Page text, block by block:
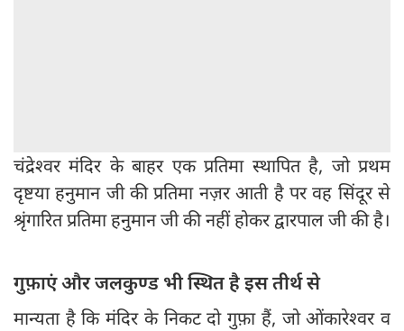
चंद्रेश्वर मंदिर के बाहर एक प्रतिमा स्थापित है, जो प्रथम
दृष्टया हनुमान जी की प्रतिमा नज़र आती है पर वह सिंदूर से
श्रृंगारित प्रतिमा हनुमान जी की नहीं होकर द्वारपाल जी की है।
गुफ़ाएं और जलकुण्ड भी स्थित है इस तीर्थ से
मान्यता है कि मंदिर के निकट दो गुफ़ा हैं, जो ओंकारेश्वर व